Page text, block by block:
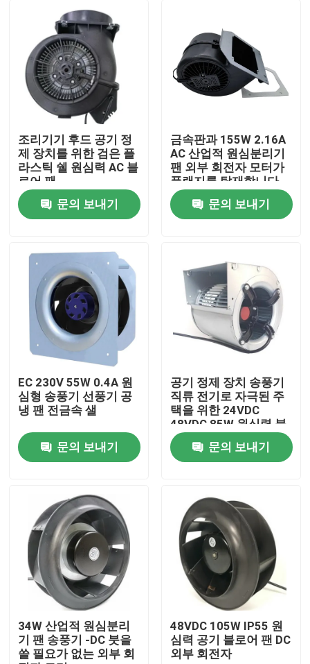
홈
제품 소개
동영상
회사 소개
공장 투어
연락처
뉴스
모든 케이스
상승 기류 송풍기용전동기
조리기기 후드 공기 정
제 장치를 위한 검은 플
라스틱 쉘 원심력 AC 블
로어 팬
문의 보내기
금속판과 155W 2.16A
AC 산업적 원심분리기
팬 외부 회전자 모터가
플랜지를 탑재합니다
문의 보내기
EC 230V 55W 0.4A 원
심형 송풍기 선풍기 공
냉 팬 전금속 샐
문의 보내기
공기 정제 장치 송풍기
직류 전기로 자극된 주
택을 위한 24VDC
48VDC 85W 원심력 블
로어 팬
문의 보내기
34W 산업적 원심분리
기 팬 송풍기 -DC 붓을
쓸 필요가 없는 외부 회
48VDC 105W IP55 원
심력 공기 블로어 팬 DC
외부 회전자